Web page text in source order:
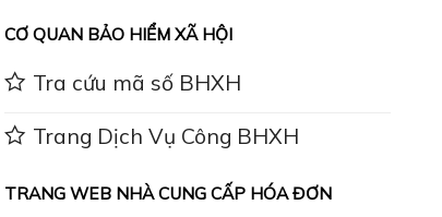
CƠ QUAN BẢO HIỂM XÃ HỘI
Tra cứu mã số BHXH
Trang Dịch Vụ Công BHXH
TRANG WEB NHÀ CUNG CẤP HÓA ĐƠN